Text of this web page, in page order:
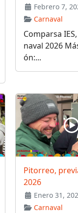
Febrero 7,
Carnaval
Comparsa
naval 2026
ón:...
Pitorreo,
2026
Enero 31,
Carnaval